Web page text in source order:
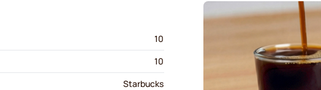
Gevalia-kahvikapselit
10
10
Starbucks